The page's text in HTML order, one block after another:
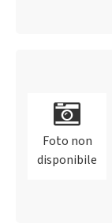
Foto non
disponibile